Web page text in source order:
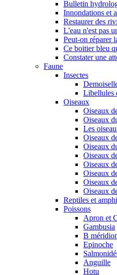
Bulletin
Innondations et
Restaurer des
L'eau n'est pas
Peut-on réparer
Ce boitier bleu
Constater une
Faune
Insectes
Libellules
Oiseaux
Oiseaux
Oiseaux
Les
Oiseaux
Oiseaux
Oiseaux
Oiseaux
Oiseaux
Oiseaux
Oiseaux
Reptiles et
Poissons
Apron et
Gambusia
B
Epinoche
Anguille
Hotu